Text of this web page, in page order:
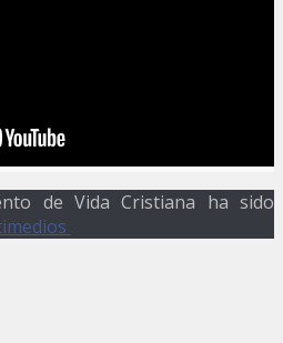
de Vida Cristiana ha sido